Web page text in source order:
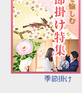
季節掛け